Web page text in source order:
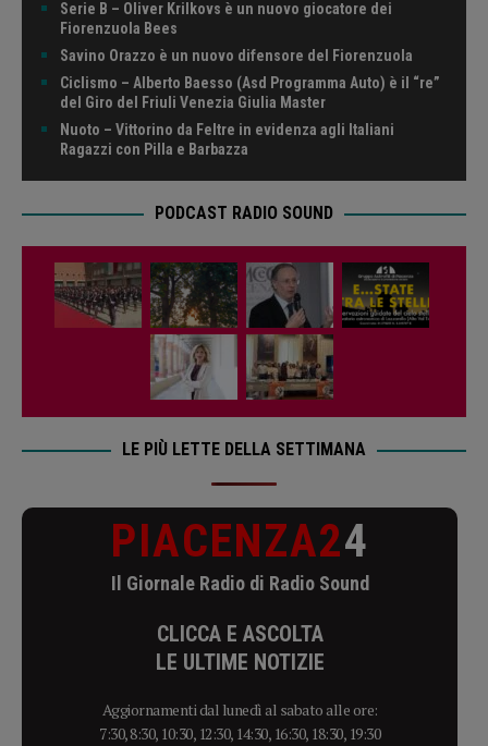
Serie B – Oliver Krilkovs è un nuovo giocatore dei
Fiorenzuola Bees
Savino Orazzo è un nuovo difensore del Fiorenzuola
Ciclismo – Alberto Baesso (Asd Programma Auto) è il “re”
del Giro del Friuli Venezia Giulia Master
Nuoto – Vittorino da Feltre in evidenza agli Italiani
Ragazzi con Pilla e Barbazza
PODCAST RADIO SOUND
LE PIÙ LETTE DELLA SETTIMANA
PIACENZA24
Il Giornale Radio di Radio Sound
CLICCA E ASCOLTA
LE ULTIME NOTIZIE
Aggiornamenti dal lunedì al sabato alle ore:
7:30, 8:30, 10:30, 12:30, 14:30, 16:30, 18:30, 19:30